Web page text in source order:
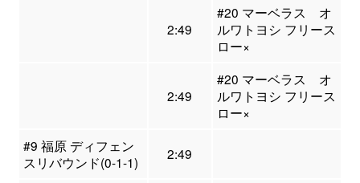
2:49
#20 マーベラス オ
ルワトヨシ フリース
ロー×
2:49
#20 マーベラス オ
ルワトヨシ フリース
ロー×
#9 福原 ディフェン
スリバウンド(0-1-1)
2:49